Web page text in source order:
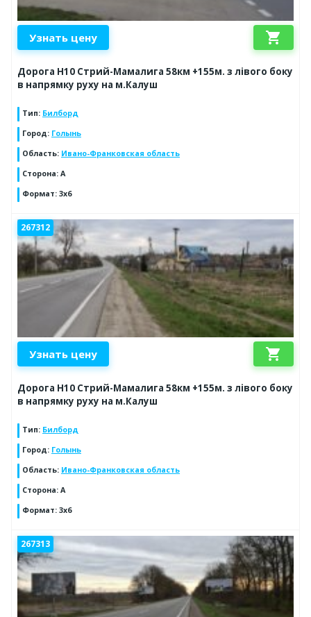
Узнать цену shopping_cart
Дорога Н10 Стрий-Мамалига 58км +155м. з лівого боку
в напрямку руху на м.Калуш
Тип: Билборд
Город: Голынь
Область: Ивано-Франковская область
Сторона: А
Формат: 3x6
267312
Узнать цену shopping_cart
Дорога Н10 Стрий-Мамалига 58км +155м. з лівого боку
в напрямку руху на м.Калуш
Тип: Билборд
Город: Голынь
Область: Ивано-Франковская область
Сторона: А
Формат: 3x6
267313